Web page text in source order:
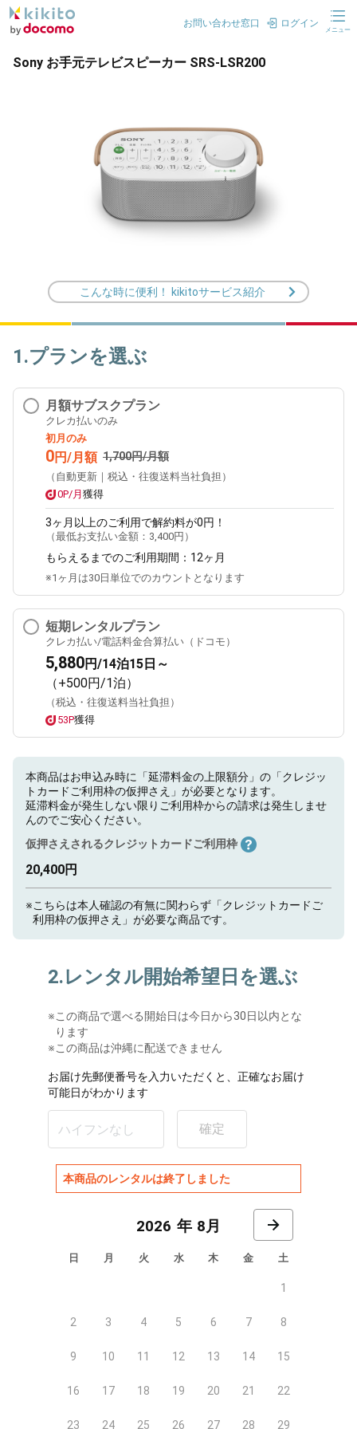
お問い合わせ窓口 ログイン
メニュー
Sony お手元テレビスピーカー SRS-LSR200
こんな時に便利！ kikitoサービス紹介
1.プランを選ぶ
月額サブスクプラン
クレカ払いのみ
初月のみ
0円/月額 1,700円/月額
（自動更新｜税込・往復送料当社負担）
0P/月 獲得
3ヶ月 以上のご利用で解約料が0円！
（最低お支払い金額： 3,400円 ）
もらえるまでのご利用期間： 12ヶ月
※1ヶ月は30日単位でのカウントとなります
短期レンタルプラン
クレカ払い/電話料金合算払い（ドコモ）
5,880円/14泊15日～
（+500円/1泊）
（税込・往復送料当社負担）
53P獲得
本商品はお申込み時に「延滞料金の上限額分」の「クレジッ
トカードご利用枠の仮押さえ」が必要となります。
延滞料金が発生しない限りご利用枠からの請求は発生しませ
んのでご安心ください。
仮押さえされるクレジットカードご利用枠
20,400円
※こちらは本人確認の有無に関わらず「クレジットカードご
利用枠の仮押さえ」が必要な商品です。
2.レンタル開始希望日を選ぶ
※この商品で選べる開始日は今日から30日以内とな
ります
※この商品は沖縄に配送できません
お届け先郵便番号を入力いただくと、正確なお届け
可能日がわかります
確定
本商品のレンタルは終了しました
8月
日 月 火 水 木 金 土
1
2 3 4 5 6 7 8
9 10 11 12 13 14 15
16 17 18 19 20 21 22
23 24 25 26 27 28 29